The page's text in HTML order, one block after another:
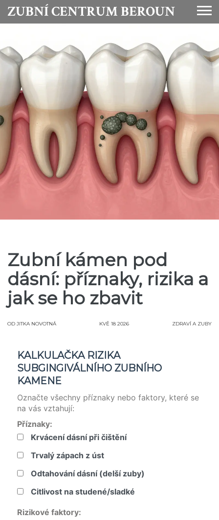
ZUBNÍ CENTRUM BEROUN
Zubní kámen pod
dásní: příznaky, rizika a
jak se ho zbavit
OD JITKA NOVOTNÁ KVĚ 18 2026 ZDRAVÍ A ZUBY
KALKULAČKA RIZIKA
SUBGINGIVÁLNÍHO ZUBNÍHO
KAMENE
Označte všechny příznaky nebo faktory, které se
na vás vztahují:
Příznaky:
Krvácení dásní při čištění
Trvalý zápach z úst
Odtahování dásní (delší zuby)
Citlivost na studené/sladké
Rizikové faktory: